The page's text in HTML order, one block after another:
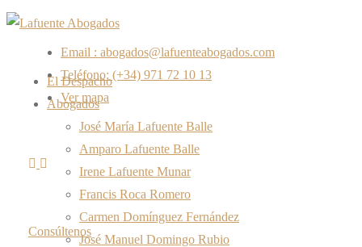
Email : abogados@lafuenteabogados.com
Teléfono: (+34) 971 72 10 13
Ver mapa
Consúltenos
El Despacho
Abogados
José María Lafuente Balle
Amparo Lafuente Balle
Irene Lafuente Munar
Francis Roca Romero
Carmen Domínguez Fernández
José Manuel Domingo Rubio